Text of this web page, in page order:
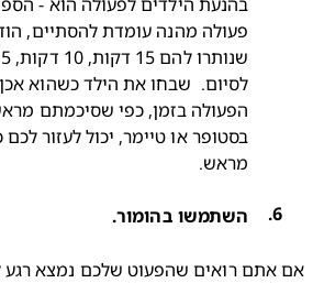
מראש.
השתמשו בהומור.